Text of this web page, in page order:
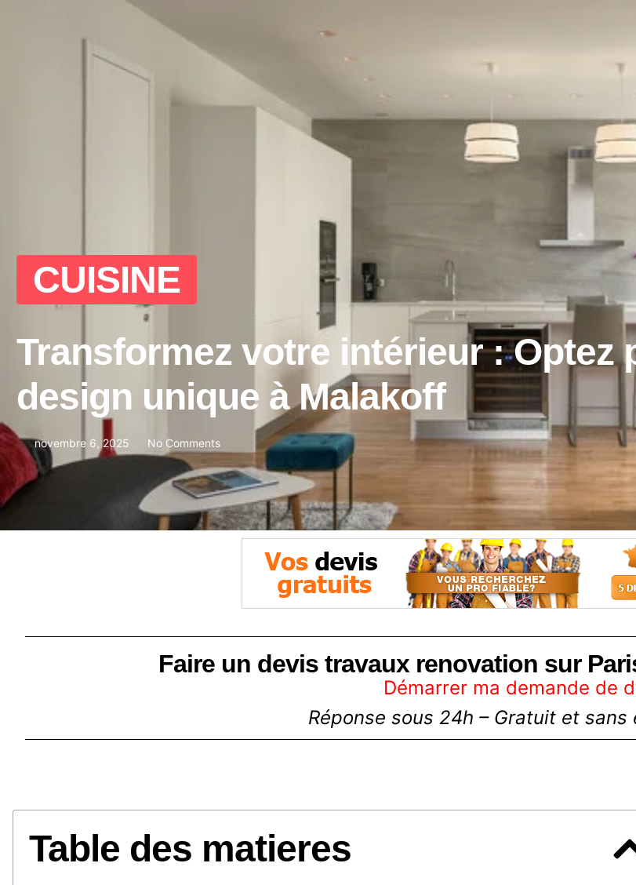
CUISINE
Transformez votre intérieur : Optez
design unique à Malakoff
novembre 6, 2025 No Comments
Faire un devis travaux renovation sur
Démarrer ma demande de
Réponse sous 24h – Gratuit et sans
Table des matieres